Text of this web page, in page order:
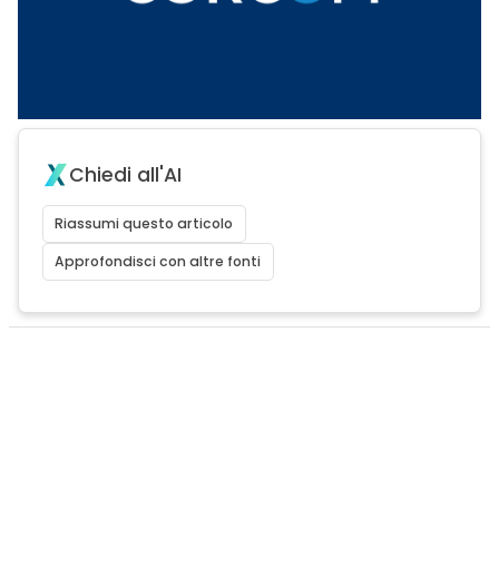
Chiedi all'AI
Riassumi questo articolo
Approfondisci con altre fonti